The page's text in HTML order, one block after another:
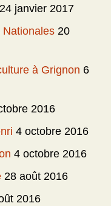
24 janvier 2017
Nationales 20
à Grignon 6
2016
4 octobre 2016
4 octobre 2016
28 août 2016
2016